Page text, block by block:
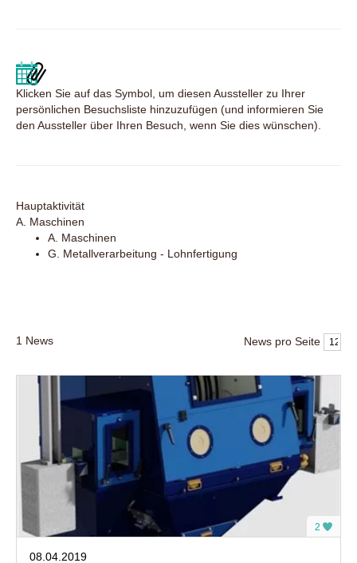
Klicken Sie auf das Symbol, um diesen Aussteller zu Ihrer
persönlichen Besuchsliste hinzuzufügen (und informieren Sie
den Aussteller über Ihren Besuch, wenn Sie dies wünschen).
Hauptaktivität
A. Maschinen
A. Maschinen
G. Metallverarbeitung - Lohnfertigung
1 News News pro Seite
2
08.04.2019